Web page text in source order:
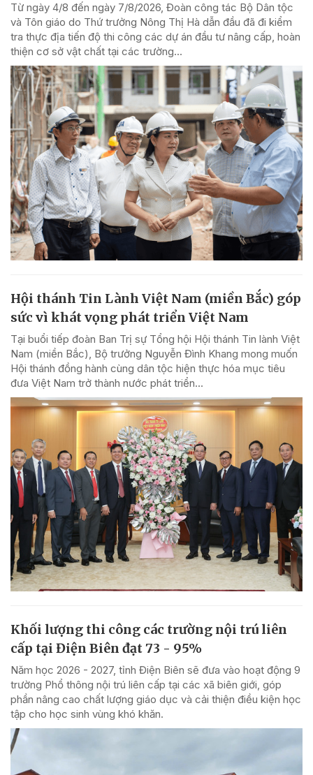
Từ ngày 4/8 đến ngày 7/8/2026, Đoàn công tác Bộ Dân tộc
và Tôn giáo do Thứ trưởng Nông Thị Hà dẫn đầu đã đi kiểm
tra thực địa tiến độ thi công các dự án đầu tư nâng cấp, hoàn
thiện cơ sở vật chất tại các trường...
Hội thánh Tin Lành Việt Nam (miền Bắc) góp
sức vì khát vọng phát triển Việt Nam
Tại buổi tiếp đoàn Ban Trị sự Tổng hội Hội thánh Tin lành Việt
Nam (miền Bắc), Bộ trưởng Nguyễn Đình Khang mong muốn
Hội thánh đồng hành cùng dân tộc hiện thực hóa mục tiêu
đưa Việt Nam trở thành nước phát triển...
Khối lượng thi công các trường nội trú liên
cấp tại Điện Biên đạt 73 - 95%
Năm học 2026 - 2027, tỉnh Điện Biên sẽ đưa vào hoạt động 9
trường Phổ thông nội trú liên cấp tại các xã biên giới, góp
phần nâng cao chất lượng giáo dục và cải thiện điều kiện học
tập cho học sinh vùng khó khăn.